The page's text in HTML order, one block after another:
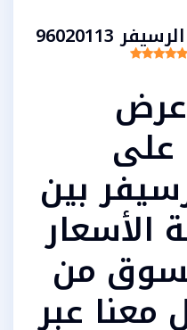
أسعار بين سبورت مع الرسيفر 96020113
عرض
على
بين
الأسعار
من
معنا عبر